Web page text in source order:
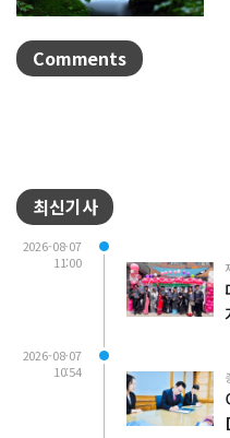
Comments
최신기사
2026-08-07
11:00
2026-08-07
10:54